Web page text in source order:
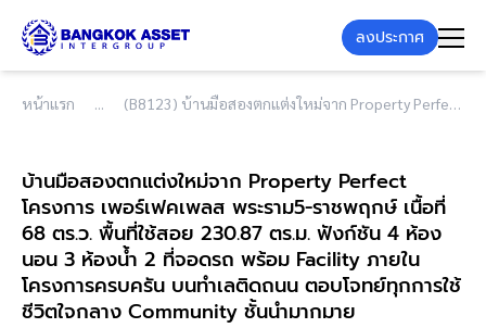
ลงประกาศ
หน้าแรก (B8123) บ้านมือสองตกแต่งใหม่จาก Property Perfect โครงการ เพอร์เฟคเพลส พระราม5-ราชพฤกษ์ เนื้อที่ 68 ตร.ว. พื้นที่ใช้สอย 230.87 ตร.ม. ฟังก์ชัน 4 ห้องนอน 3 ห้องน้ำ 2 ที่จอดรถ พร้อม Facility ภายในโครงการครบครัน บนทำเลติดถนน ตอบโจทย์ทุกการใช้ชีวิตใจกลาง Community ชั้นนำมากมาย
บ้านมือสองตกแต่งใหม่จาก Property Perfect
โครงการ เพอร์เฟคเพลส พระราม5-ราชพฤกษ์ เนื้อที่
68 ตร.ว. พื้นที่ใช้สอย 230.87 ตร.ม. ฟังก์ชัน 4 ห้อง
นอน 3 ห้องน้ำ 2 ที่จอดรถ พร้อม Facility ภายใน
โครงการครบครัน บนทำเลติดถนน ตอบโจทย์ทุกการใช้
ชีวิตใจกลาง Community ชั้นนำมากมาย